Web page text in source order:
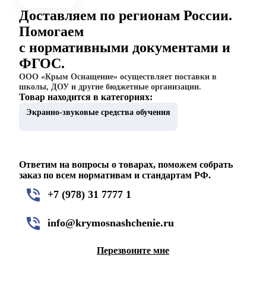
Доставляем по регионам России.
Помогаем
с нормативными документами и
ФГОС.
ООО «Крым Оснащение» осуществляет поставки в
школы, ДОУ и другие бюджетные организации.
Товар находится в категориях:
Экранно-звуковые средства обучения
Ответим на вопросы о товарах, поможем собрать
заказ по всем нормативам и стандартам РФ.
+7 (978) 31 7777 1
info@krymosnashchenie.ru
Перезвоните мне